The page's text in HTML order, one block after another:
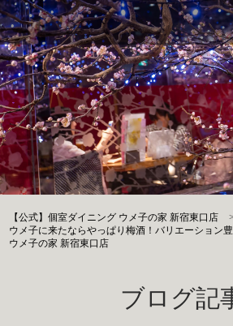
【公式】個室ダイニング ウメ子の家 新宿東口店 >
ウメ子に来たならやっぱり梅酒！バリエーション豊
ウメ子の家 新宿東口店
ブログ記